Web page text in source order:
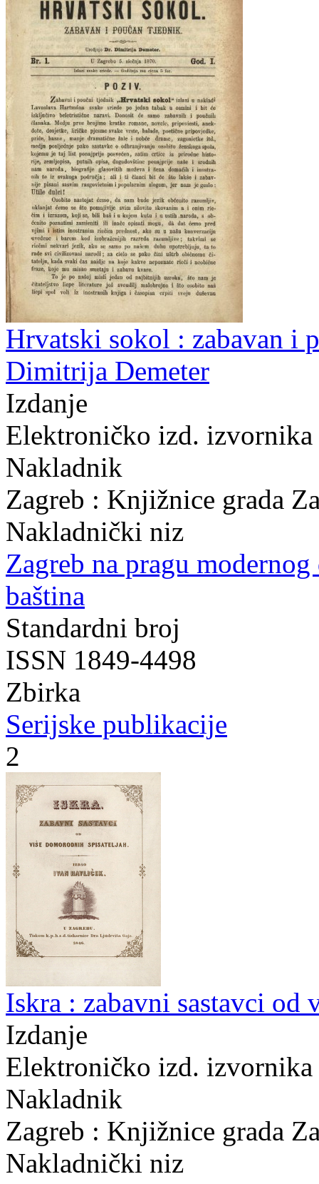
Hrvatski sokol : zabavan i
Dimitrija Demeter
Izdanje
Elektroničko izd.
Nakladnik
Zagreb : Knjižnice grada
Nakladnički niz
Zagreb na pragu modernog
baština
Standardni broj
ISSN 1849-4498
Zbirka
Serijske publikacije
2
Iskra : zabavni sastavci od
Izdanje
Elektroničko izd.
Nakladnik
Zagreb : Knjižnice grada
Nakladnički niz